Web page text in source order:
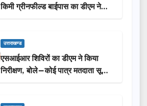
किमी ग्रीनफील्ड बाईपास का डीएम ने
किया निरीक्षण…
उत्तराखण्ड
एसआईआर शिविरों का डीएम ने किया
निरीक्षण, बोले—कोई पात्र मतदाता सूची
से न छूटे…